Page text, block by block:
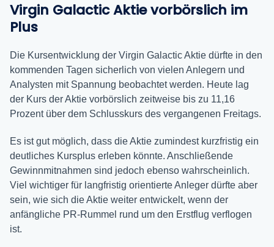
Virgin Galactic Aktie vorbörslich im
Plus
Die Kursentwicklung der Virgin Galactic Aktie dürfte in den
kommenden Tagen sicherlich von vielen Anlegern und
Analysten mit Spannung beobachtet werden. Heute lag
der Kurs der Aktie vorbörslich zeitweise bis zu 11,16
Prozent über dem Schlusskurs des vergangenen Freitags.
Es ist gut möglich, dass die Aktie zumindest kurzfristig ein
deutliches Kursplus erleben könnte. Anschließende
Gewinnmitnahmen sind jedoch ebenso wahrscheinlich.
Viel wichtiger für langfristig orientierte Anleger dürfte aber
sein, wie sich die Aktie weiter entwickelt, wenn der
anfängliche PR-Rummel rund um den Erstflug verflogen
ist.